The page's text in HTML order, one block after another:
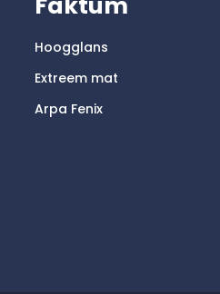
Hoogglans
Extreem mat
Arpa Fenix